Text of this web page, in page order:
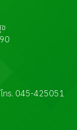
ทร. 045-425051